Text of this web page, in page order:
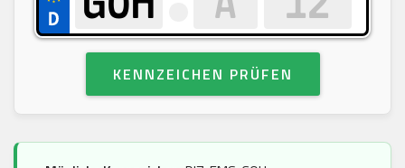
KENNZEICHEN PRÜFEN